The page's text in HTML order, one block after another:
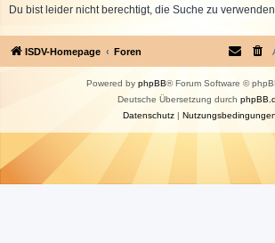
Du bist leider nicht berechtigt, die Suche zu
ISDV-Homepage Foren
Powered by phpBB® Forum Software ©
Deutsche Übersetzung durch
Datenschutz| Nutzungsbedingungen